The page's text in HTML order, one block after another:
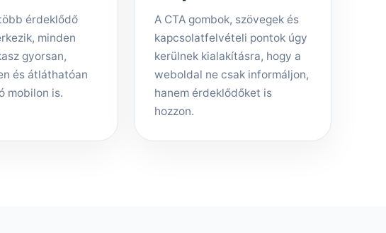
érdeklődő
minden
gyorsan,
és átláthatóan
mobilon is.
A CTA gombok, szövegek és
kapcsolatfelvételi pontok úgy
kerülnek kialakításra, hogy a
weboldal ne csak informáljon,
hanem érdeklődőket is
hozzon.